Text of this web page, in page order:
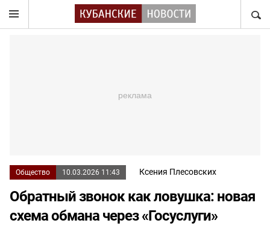
Общество 10.03.2026 11:43 Ксения Плесовских
Обратный звонок как ловушка: новая
схема обмана через «Госуслуги»